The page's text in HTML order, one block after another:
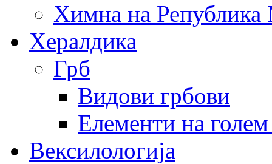
Химна на Република
Хералдика
Грб
Видови грбови
Елементи на
Вексилологија